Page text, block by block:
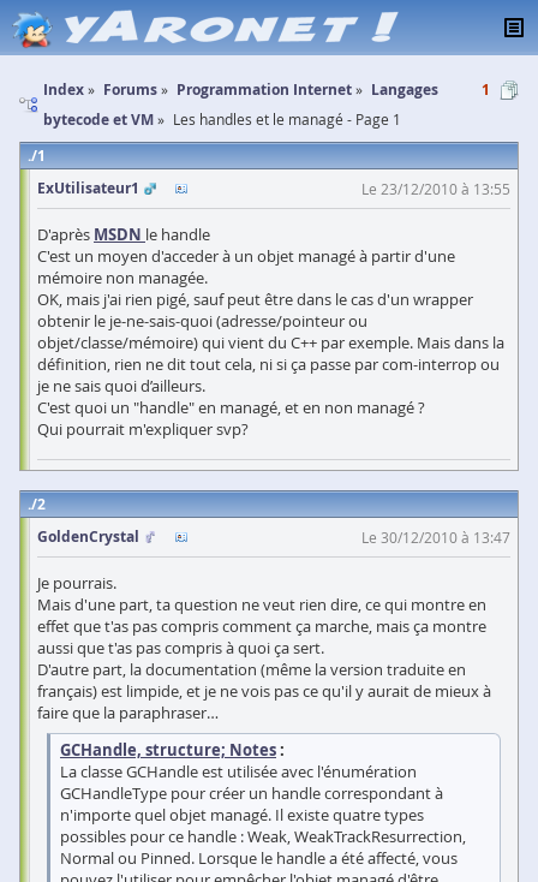
Index Forums Programmation Internet
Langages
bytecode et VM
Les handles et le managé - Page 1
1
1
ExUtilisateur1
Le 23/12/2010 à 13:55
D'après MSDN le handle
C'est un moyen d'acceder à un objet managé à partir d'une
mémoire non managée.
OK, mais j'ai rien pigé, sauf peut être dans le cas d'un wrapper
obtenir le je-ne-sais-quoi (adresse/pointeur ou
objet/classe/mémoire) qui vient du C++ par exemple. Mais dans la
définition, rien ne dit tout cela, ni si ça passe par com-interrop ou
je ne sais quoi d’ailleurs.
C'est quoi un "handle" en managé, et en non managé ?
Qui pourrait m'expliquer svp?
2
GoldenCrystal
Le 30/12/2010 à 13:47
Je pourrais.
Mais d'une part, ta question ne veut rien dire, ce qui montre en
effet que t'as pas compris comment ça marche, mais ça montre
aussi que t'as pas compris à quoi ça sert.
D'autre part, la documentation (même la version traduite en
français) est limpide, et je ne vois pas ce qu'il y aurait de mieux à
faire que la paraphraser…
GCHandle, structure; Notes:
La classe GCHandle est utilisée avec l'énumération
GCHandleType pour créer un handle correspondant à
n'importe quel objet managé. Il existe quatre types
possibles pour ce handle : Weak, WeakTrackResurrection,
Normal ou Pinned. Lorsque le handle a été affecté, vous